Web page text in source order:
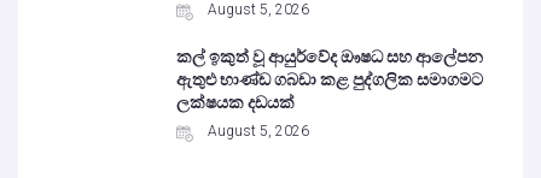
August 5, 2026
කල් ඉකුත් වූ ආයුර්වේද ඖෂධ සහ ආලේපන
ඇතුළු භාණ්ඩ ගබඩා කළ පුද්ගලික සමාගමට
ලක්ෂයක දඩයක්
August 5, 2026